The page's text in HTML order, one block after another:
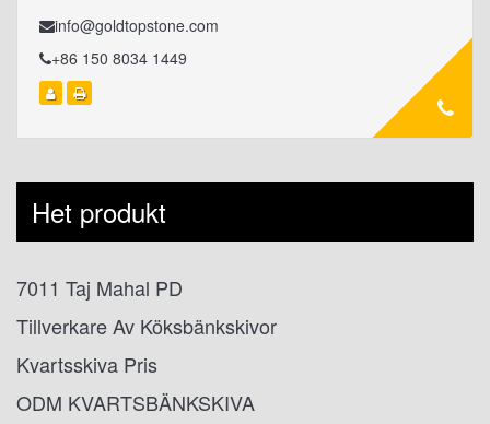
info@goldtopstone.com
+86 150 8034 1449
Het produkt
7011 Taj Mahal PD
Tillverkare Av Köksbänkskivor
Kvartsskiva Pris
ODM KVARTSBÄNKSKIVA